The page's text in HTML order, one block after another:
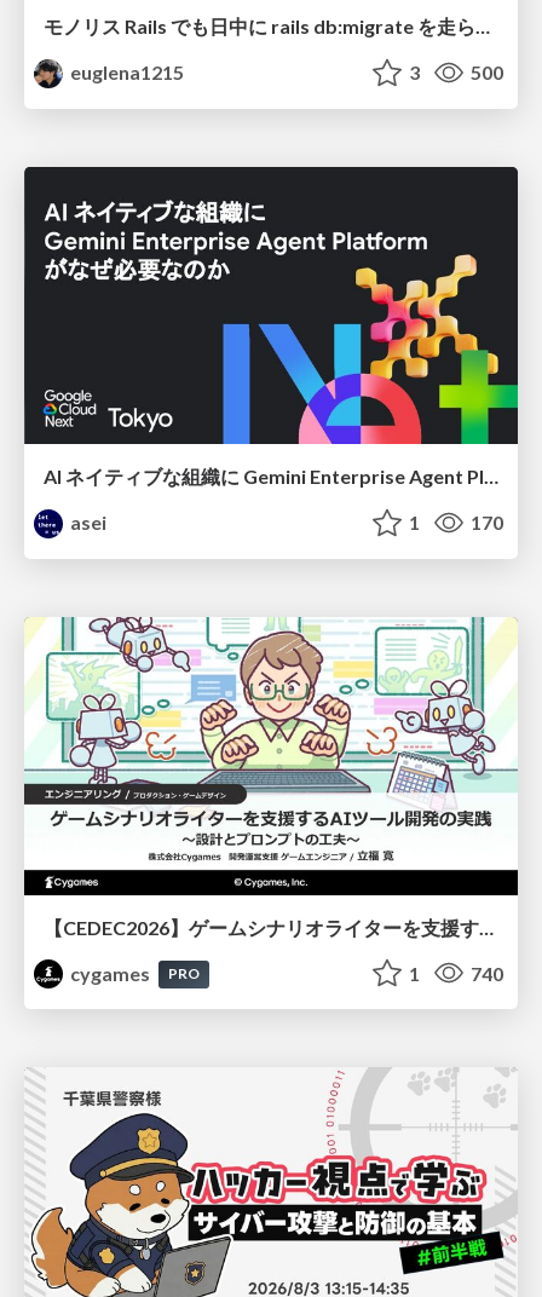
euglena1215
3 500
AI ネイティブな組織に Gemini Enterprise Agent Platform がなぜ必要なのか
asei
1 170
cygames
PRO 1 740